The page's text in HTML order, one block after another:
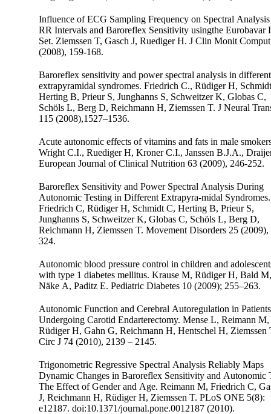
Influence of ECG Sampling Frequency on Spectral
RR Intervals and Baroreflex Sensitivity usingthe Eurobavar
Set. Ziemssen T, Gasch J, Ruediger H. J Clin Monit Comput 22
(2008), 159-168.
Baroreflex sensitivity and power spectral analysis in different
extrapyramidal syndromes. Friedrich C., Rüdiger H, Schmidt C,
Herting B, Prieur S, Junghanns S, Schweitzer K, Globas C,
Schöls L, Berg D, Reichmann H, Ziemssen T. J Neural Transm
115 (2008),1527–1536.
Acute autonomic effects of vitamins and fats in male
Wright C.I., Ruediger H, Kroner C.I., Janssen B.J.A., Draijer R.
European Journal of Clinical Nutrition 63 (2009), 246-252.
Baroreflex Sensitivity and Power Spectral Analysis During
Autonomic Testing in Different Extrapyra-midal Syndromes.
Friedrich C, Rüdiger H, Schmidt C, Herting B, Prieur S,
Junghanns S, Schweitzer K, Globas C, Schöls L, Berg D,
Reichmann H, Ziemssen T. Movement Disorders 25 (2009),
324.
Autonomic blood pressure control in children and
with type 1 diabetes mellitus. Krause M, Rüdiger H, Bald M,
Näke A, Paditz E. Pediatric Diabetes 10 (2009); 255–263.
Autonomic Function and Cerebral Autoregulation in Patients
Undergoing Carotid Endarterectomy. Mense L, Reimann M,
Rüdiger H, Gahn G, Reichmann H, Hentschel H, Ziemssen
Circ J 74 (2010), 2139 – 2145.
Trigonometric Regressive Spectral Analysis Reliably Maps
Dynamic Changes in Baroreflex Sensitivity and Autonomic
The Effect of Gender and Age. Reimann M, Friedrich C,
J, Reichmann H, Rüdiger H, Ziemssen T. PLoS ONE 5(8):
e12187. doi:10.1371/journal.pone.0012187 (2010).